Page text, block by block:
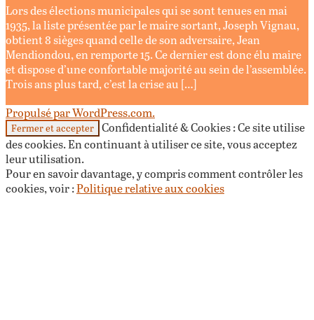
Lors des élections municipales qui se sont tenues en mai
1935, la liste présentée par le maire sortant, Joseph Vignau,
obtient 8 sièges quand celle de son adversaire, Jean
Mendiondou, en remporte 15. Ce dernier est donc élu maire
et dispose d’une confortable majorité au sein de l’assemblée.
Trois ans plus tard, c’est la crise au […]
Propulsé par WordPress.com.
Confidentialité & Cookies : Ce site utilise
des cookies. En continuant à utiliser ce site, vous acceptez
leur utilisation.
Pour en savoir davantage, y compris comment contrôler les
cookies, voir :Politique relative aux cookies